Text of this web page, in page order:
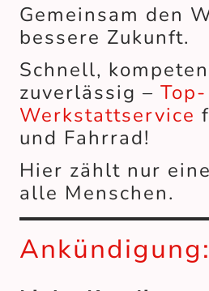
Gemeinsam den
bessere Zukunft.
Schnell,
zuverlässig – Top-
Werkstattservice
und Fahrrad!
Hier zählt nur
alle Menschen.
Ankündigung: